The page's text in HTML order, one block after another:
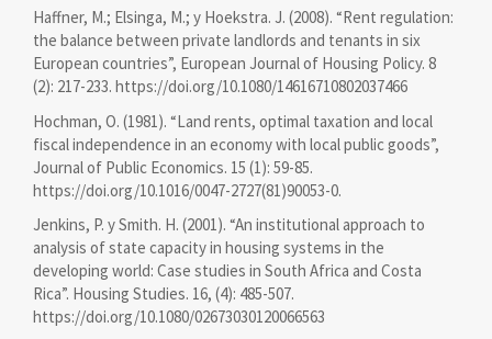
Haffner, M.; Elsinga, M.; y Hoekstra. J. (2008). “Rent regulation:
the balance between private landlords and tenants in six
European countries”, European Journal of Housing Policy. 8
(2): 217-233. https://doi.org/10.1080/14616710802037466
Hochman, O. (1981). “Land rents, optimal taxation and local
fiscal independence in an economy with local public goods”,
Journal of Public Economics. 15 (1): 59-85.
https://doi.org/10.1016/0047-2727(81)90053-0.
Jenkins, P. y Smith. H. (2001). “An institutional approach to
analysis of state capacity in housing systems in the
developing world: Case studies in South Africa and Costa
Rica”. Housing Studies. 16, (4): 485-507.
https://doi.org/10.1080/02673030120066563